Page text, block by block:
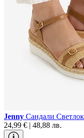
Jenny Сандали
24,99 € | 48,88 лв.